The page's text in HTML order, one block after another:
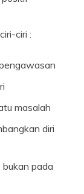
ciri :
masalah
diri
pada